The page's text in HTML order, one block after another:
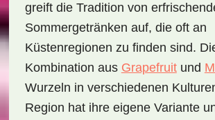
greift die Tradition von
Sommergetränken auf, die oft an
Küstenregionen zu finden sind.
Kombination aus Grapefruitund
Wurzeln in verschiedenen
Region hat ihre eigene Variante